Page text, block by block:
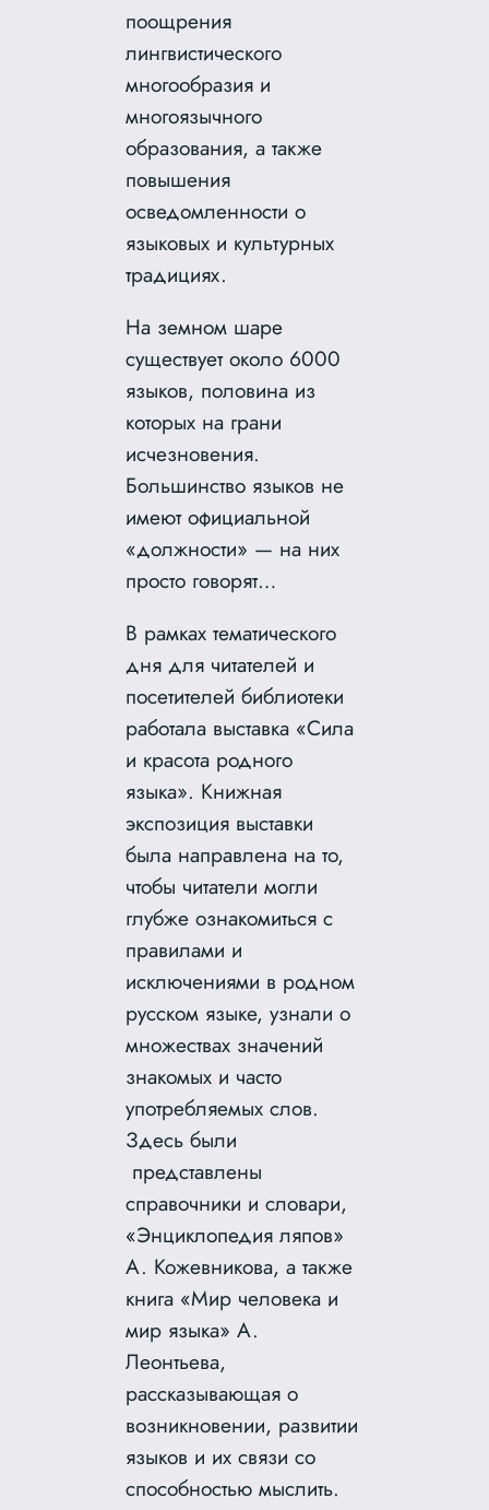
поощрения
лингвистического
многообразия и
многоязычного
образования, а также
повышения
осведомленности о
языковых и культурных
традициях.
На земном шаре
существует около 6000
языков, половина из
которых на грани
исчезновения.
Большинство языков не
имеют официальной
«должности» — на них
просто говорят…
В рамках тематического
дня для читателей и
посетителей библиотеки
работала выставка «Сила
и красота родного
языка». Книжная
экспозиция выставки
была направлена на то,
чтобы читатели могли
глубже ознакомиться с
правилами и
исключениями в родном
русском языке, узнали о
множествах значений
знакомых и часто
употребляемых слов.
Здесь были
представлены
справочники и словари,
«Энциклопедия ляпов»
А. Кожевникова, а также
книга «Мир человека и
мир языка» А.
Леонтьева,
рассказывающая о
возникновении, развитии
языков и их связи со
способностью мыслить.